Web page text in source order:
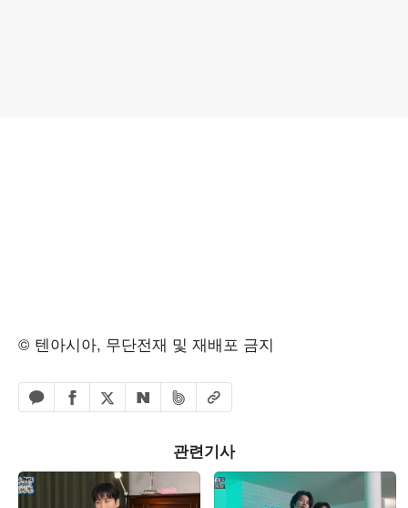
© 텐아시아, 무단전재 및 재배포 금지
카카오톡 공유하기
페이스북 공유하기
엑스 공유하기
네이버 공유하기
밴드 공유하기
URL복사
관련기사